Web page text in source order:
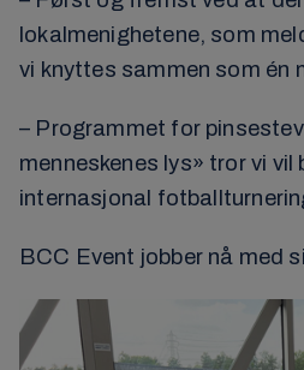
lokalmenighetene, som
vi knyttes sammen som én
– Programmet for
menneskenes lys» tror vi
internasjonal
BCC Event jobber nå med